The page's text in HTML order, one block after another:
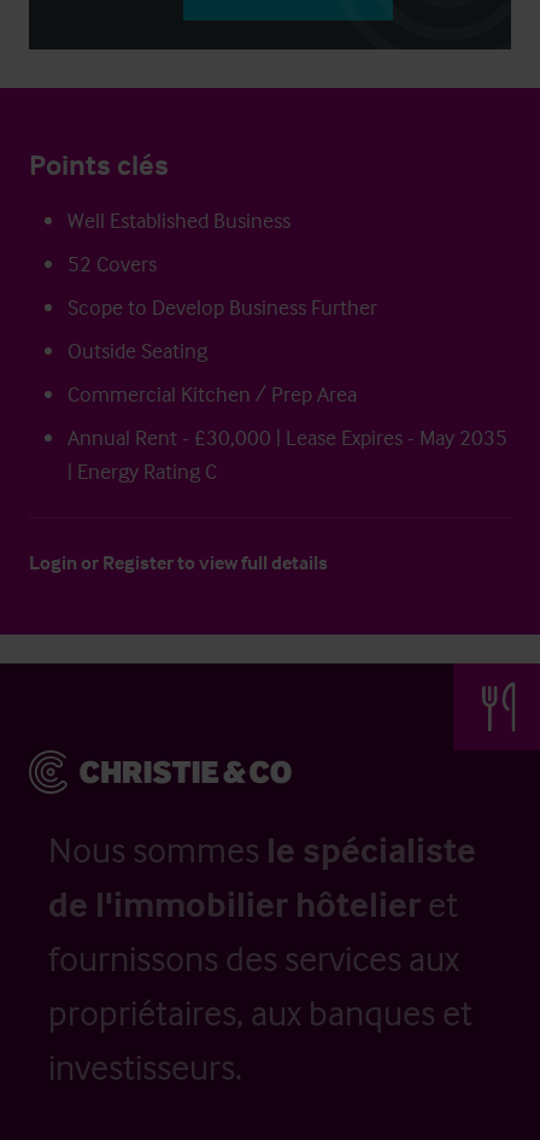
Points clés
Well Established Business
52 Covers
Scope to Develop Business Further
Outside Seating
Commercial Kitchen / Prep Area
Annual Rent - £30,000 | Lease Expires - May 2035
| Energy Rating C
Login or Registerto view full details
Nous sommes le spécialiste
de l'immobilier hôtelier et
fournissons des services aux
propriétaires, aux banques et
investisseurs.